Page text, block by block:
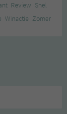
Review Snel
Winactie Zomer